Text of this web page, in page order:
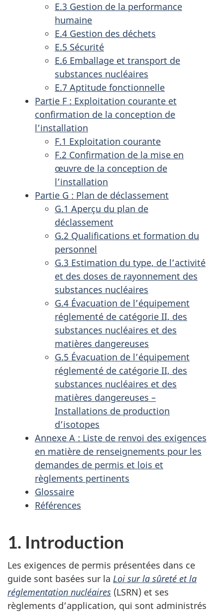
E.3 Gestion de la performance
humaine
E.4 Gestion des déchets
E.5 Sécurité
E.6 Emballage et transport de
substances nucléaires
E.7 Aptitude fonctionnelle
Partie F : Exploitation courante et
confirmation de la conception de
l’installation
F.1 Exploitation courante
F.2 Confirmation de la mise en
œuvre de la conception de
l’installation
Partie G : Plan de déclassement
G.1 Aperçu du plan de
déclassement
G.2 Qualifications et formation du
personnel
G.3 Estimation du type, de l’activité
et des doses de rayonnement des
substances nucléaires
G.4 Évacuation de l’équipement
réglementé de catégorie II, des
substances nucléaires et des
matières dangereuses
G.5 Évacuation de l’équipement
réglementé de catégorie II, des
substances nucléaires et des
matières dangereuses –
Installations de production
d’isotopes
Annexe A : Liste de renvoi des exigences
en matière de renseignements pour les
demandes de permis et lois et
règlements pertinents
Glossaire
Références
1. Introduction
Les exigences de permis présentées dans ce
guide sont basées sur la Loi sur la sûreté et la
réglementation nucléaires (LSRN) et ses
règlements d’application, qui sont administrés